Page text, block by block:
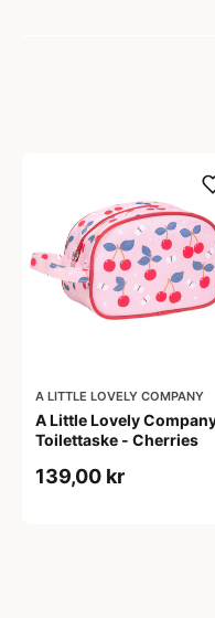
A LITTLE LOVELY COMPANY
A Little Lovely
Toilettaske - Cherries
139,00 kr